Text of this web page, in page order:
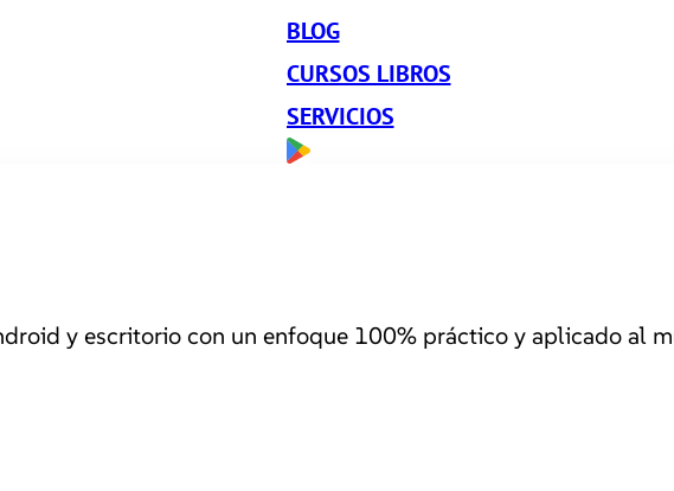
BLOG
CURSOS LIBROS
SERVICIOS
y escritorio con un enfoque 100% práctico y aplicado al